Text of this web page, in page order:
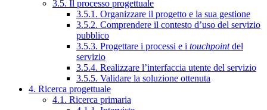
3.5. Il processo progettuale
3.5.1. Organizzare il progetto e la sua gestione
3.5.2. Comprendere il contesto d’uso del servizio
pubblico
3.5.3. Progettare i processi e i touchpointdel
servizio
3.5.4. Realizzare l’interfaccia utente del servizio
3.5.5. Validare la soluzione ottenuta
4. Ricerca progettuale
4.1. Ricerca primaria